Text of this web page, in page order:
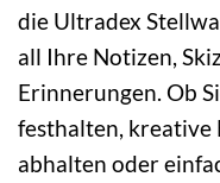
die Ultradex
all Ihre Notizen,
Erinnerungen. Ob
festhalten, kreative
abhalten oder